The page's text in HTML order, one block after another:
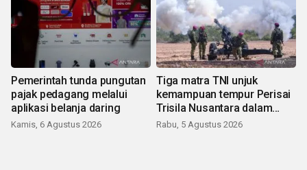
Pemerintah tunda pungutan
pajak pedagang melalui
aplikasi belanja daring
Kamis, 6 Agustus 2026
Tiga matra TNI unjuk
kemampuan tempur Perisai
Trisila Nusantara dalam
latihan di Kepri
Rabu, 5 Agustus 2026